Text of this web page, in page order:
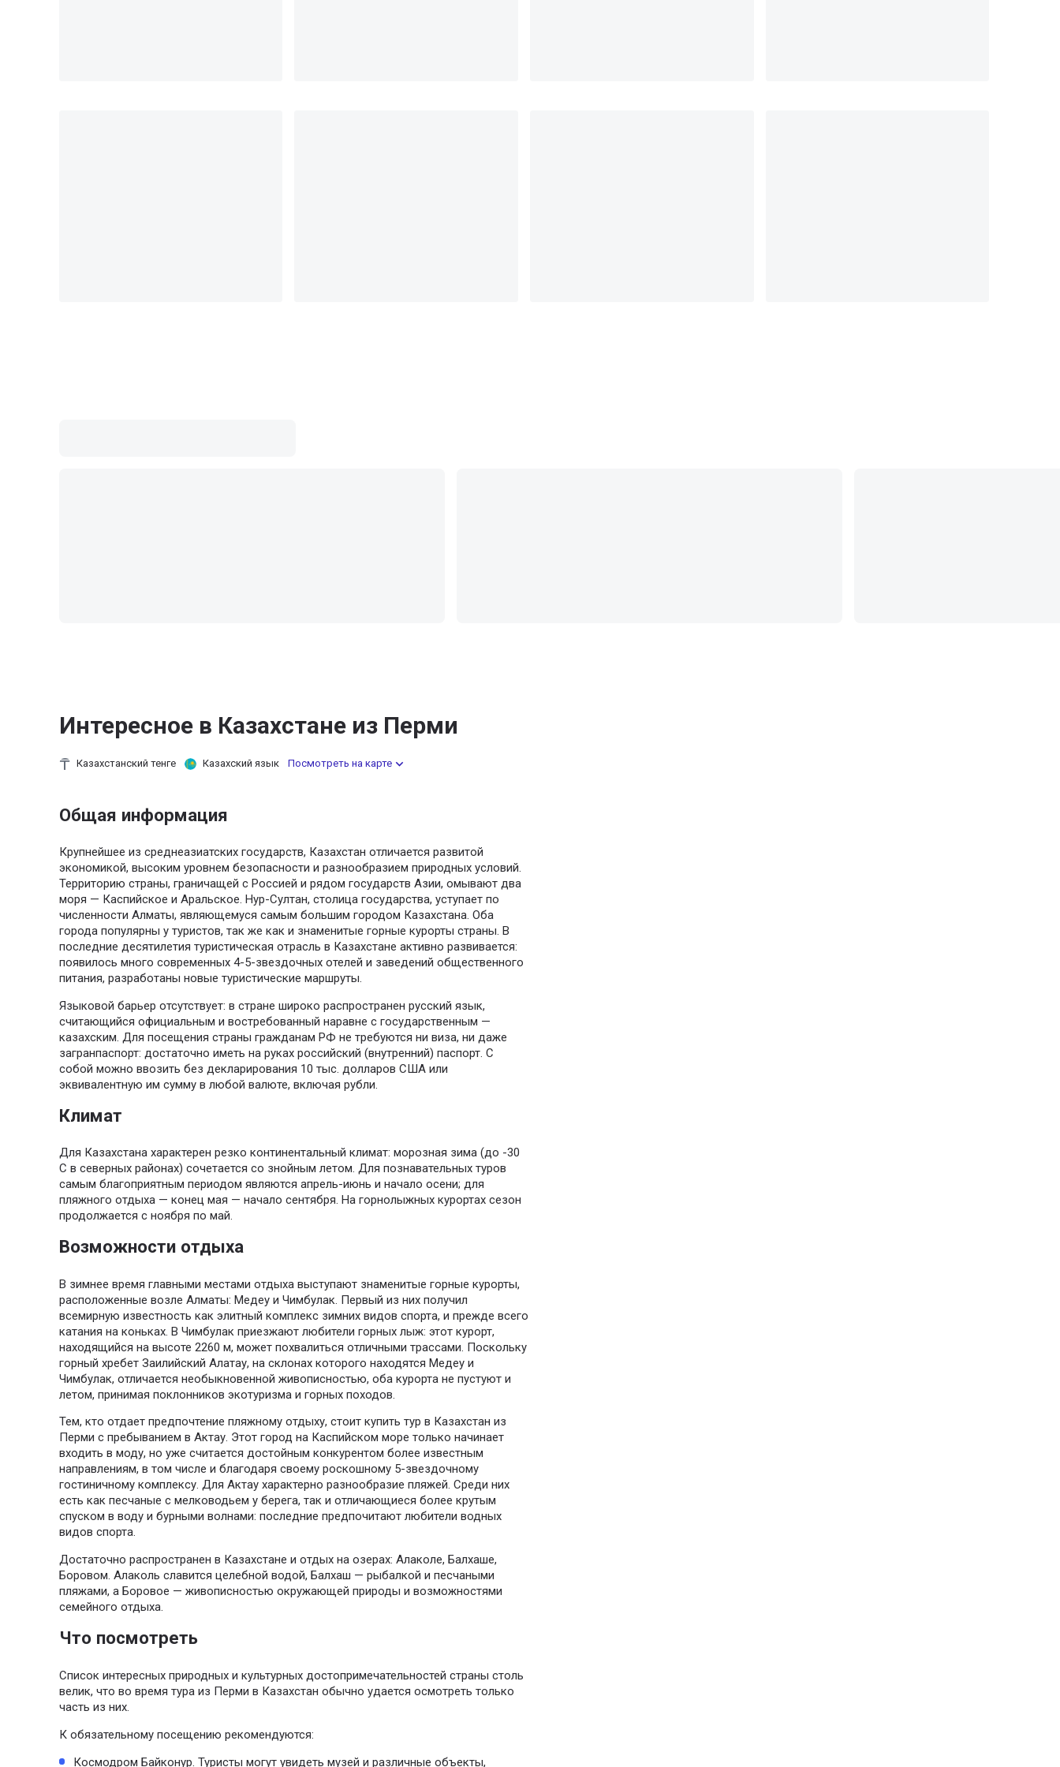
Интересное в Казахстане из Перми
Казахстанский тенге Казахский язык Посмотреть на карте
Общая информация
Крупнейшее из среднеазиатских государств, Казахстан отличается развитой
экономикой, высоким уровнем безопасности и разнообразием природных условий.
Территорию страны, граничащей с Россией и рядом государств Азии, омывают два
моря — Каспийское и Аральское. Нур-Султан, столица государства, уступает по
численности Алматы, являющемуся самым большим городом Казахстана. Оба
города популярны у туристов, так же как и знаменитые горные курорты страны. В
последние десятилетия туристическая отрасль в Казахстане активно развивается:
появилось много современных 4-5-звездочных отелей и заведений общественного
питания, разработаны новые туристические маршруты.
Языковой барьер отсутствует: в стране широко распространен русский язык,
считающийся официальным и востребованный наравне с государственным —
казахским. Для посещения страны гражданам РФ не требуются ни виза, ни даже
загранпаспорт: достаточно иметь на руках российский (внутренний) паспорт. С
собой можно ввозить без декларирования 10 тыс. долларов США или
эквивалентную им сумму в любой валюте, включая рубли.
Климат
Для Казахстана характерен резко континентальный климат: морозная зима (до -30
С в северных районах) сочетается со знойным летом. Для познавательных туров
самым благоприятным периодом являются апрель-июнь и начало осени; для
пляжного отдыха — конец мая — начало сентября. На горнолыжных курортах сезон
продолжается с ноября по май.
Возможности отдыха
В зимнее время главными местами отдыха выступают знаменитые горные курорты,
расположенные возле Алматы: Медеу и Чимбулак. Первый из них получил
всемирную известность как элитный комплекс зимних видов спорта, и прежде всего
катания на коньках. В Чимбулак приезжают любители горных лыж: этот курорт,
находящийся на высоте 2260 м, может похвалиться отличными трассами. Поскольку
горный хребет Заилийский Алатау, на склонах которого находятся Медеу и
Чимбулак, отличается необыкновенной живописностью, оба курорта не пустуют и
летом, принимая поклонников экотуризма и горных походов.
Тем, кто отдает предпочтение пляжному отдыху, стоит купить тур в Казахстан из
Перми с пребыванием в Актау. Этот город на Каспийском море только начинает
входить в моду, но уже считается достойным конкурентом более известным
направлениям, в том числе и благодаря своему роскошному 5-звездочному
гостиничному комплексу. Для Актау характерно разнообразие пляжей. Среди них
есть как песчаные с мелководьем у берега, так и отличающиеся более крутым
спуском в воду и бурными волнами: последние предпочитают любители водных
видов спорта.
Достаточно распространен в Казахстане и отдых на озерах: Алаколе, Балхаше,
Боровом. Алаколь славится целебной водой, Балхаш — рыбалкой и песчаными
пляжами, а Боровое — живописностью окружающей природы и возможностями
семейного отдыха.
Что посмотреть
Список интересных природных и культурных достопримечательностей страны столь
велик, что во время тура из Перми в Казахстан обычно удается осмотреть только
часть из них.
К обязательному посещению рекомендуются:
Космодром Байконур. Туристы могут увидеть музей и различные объекты,